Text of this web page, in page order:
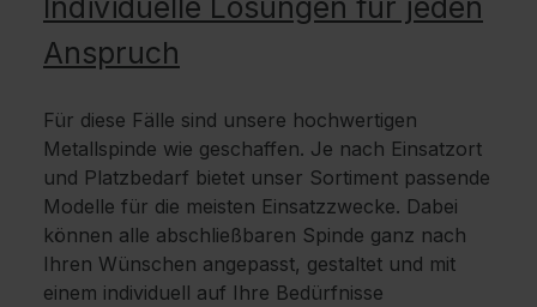
Individuelle Lösungen für jeden
Anspruch
Für diese Fälle sind unsere hochwertigen
Metallspinde wie geschaffen. Je nach Einsatzort
und Platzbedarf bietet unser Sortiment passende
Modelle für die meisten Einsatzzwecke. Dabei
können alle abschließbaren Spinde ganz nach
Ihren Wünschen angepasst, gestaltet und mit
einem individuell auf Ihre Bedürfnisse